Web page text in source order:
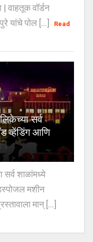
| वाहतूक वॉर्डन
यांचे पोल [...]
Read
सर्व
व्हेंडिंग आणि
शाळांमध्ये
मशीन
मान् [...]